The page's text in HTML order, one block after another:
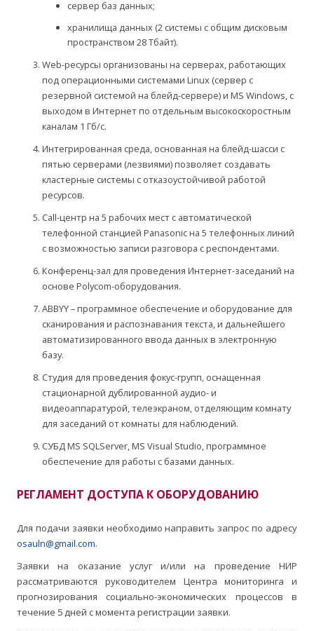
сервер баз данных;
хранилища данных (2 системы с общим дисковым
пространством 28 Тбайт).
Web-ресурсы организованы на серверах, работающих
под операционными системами Linux (сервер с
резервной системой на блейд-сервере) и MS Windows, с
выходом в Интернет по отдельным высокоскоростным
каналам 1 Гб/с.
Интегрированная среда, основанная на блейд-шасси с
пятью серверами (лезвиями) позволяет создавать
кластерные системы с отказоустойчивой работой
ресурсов.
Call-центр на 5 рабочих мест с автоматической
телефонной станцией Panasonic на 5 телефонных линий
с возможностью записи разговора с респондентами.
Конференц-зал для проведения Интернет-заседаний на
основе Polycom-оборудования.
ABBYY – программное обеспечение и оборудование для
сканирования и распознавания текста, и дальнейшего
автоматизированного ввода данных в электронную
базу.
Студия для проведения фокус-групп, оснащенная
стационарной дублированной аудио- и
видеоаппаратурой, телеэкраном, отделяющим комнату
для заседаний от комнаты для наблюдений.
СУБД MS SQLServer, MS Visual Studio, программное
обеспечение для работы с базами данных.
РЕГЛАМЕНТ ДОСТУПА К ОБОРУДОВАНИЮ
Для подачи заявки необходимо направить запрос по адресу
osauln@gmail.com.
Заявки на оказание услуг и/или на проведение НИР
рассматриваются руководителем Центра мониторинга и
прогнозирования социально-экономических процессов в
течение 5 дней с момента регистрации заявки.